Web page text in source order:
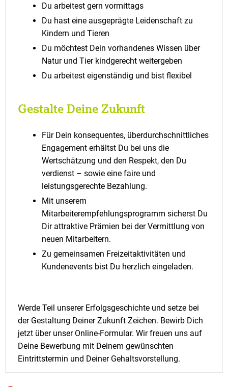
Du arbeitest gern vormittags
Du hast eine ausgeprägte Leidenschaft zu
Kindern und Tieren
Du möchtest Dein vorhandenes Wissen über
Natur und Tier kindgerecht weitergeben
Du arbeitest eigenständig und bist flexibel
Gestalte Deine Zukunft
Für Dein konsequentes, überdurchschnittliches
Engagement erhältst Du bei uns die
Wertschätzung und den Respekt, den Du
verdienst – sowie eine faire und
leistungsgerechte Bezahlung.
Mit unserem
Mitarbeiterempfehlungsprogramm sicherst Du
Dir attraktive Prämien bei der Vermittlung von
neuen Mitarbeitern.
Zu gemeinsamen Freizeitaktivitäten und
Kundenevents bist Du herzlich eingeladen.
Werde Teil unserer Erfolgsgeschichte und setze bei
der Gestaltung Deiner Zukunft Zeichen. Bewirb Dich
jetzt über unser Online-Formular. Wir freuen uns auf
Deine Bewerbung mit Deinem gewünschten
Eintrittstermin und Deiner Gehaltsvorstellung.